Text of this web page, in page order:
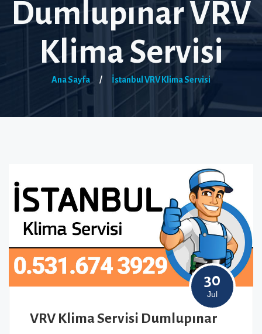
Dumlupınar VRV
Klima Servisi
Ana Sayfa / İstanbul VRV Klima Servisi
30
Jul
VRV Klima Servisi Dumlupınar